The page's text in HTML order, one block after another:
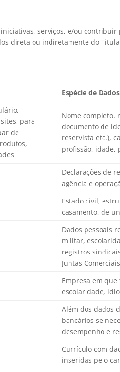
serviços, e/ou
direta ou indiretamente do
Espécie de
para
de
Nome completo,
documento de
reservista etc.),
profissão, idade,
Declarações de
agência e
Estado civil,
casamento, de
Dados pessoais
militar,
registros
Juntas
Empresa em
escolaridade,
Além dos dados
bancários se
desempenho e
Currículo com
inseridas pelo